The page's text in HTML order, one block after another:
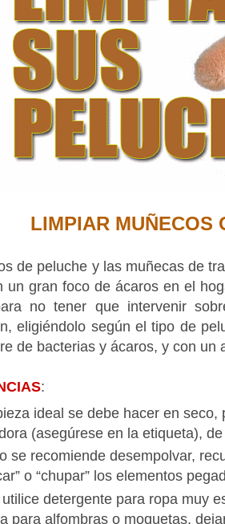
LIMPIAR MUÑECOS
de peluche y las muñecas de
un gran foco de ácaros en el
no tener que intervenir
eligiéndolo según el tipo de
de bacterias y ácaros, y con un
:
ideal se debe hacer en
(asegúrese en la etiqueta),
se recomiende desempolvar,
o “chupar” los elementos
detergente para ropa muy
para alfombras o moquetas,